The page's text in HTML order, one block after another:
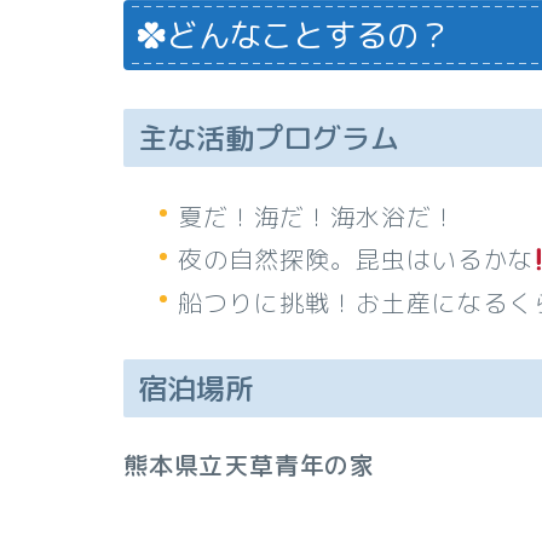
どんなことするの？
主な活動プログラム
夏だ！海だ！海水浴だ！
夜の自然探険。昆虫はいるかな
船つりに挑戦！お土産になるく
宿泊場所
熊本県立天草青年の家